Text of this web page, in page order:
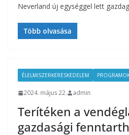
Neverland új egységgel lett
Több olvasása
ÉLELMISZERKERESKEDELEM
2024. május 22. admin
Terítéken a
gazdasági